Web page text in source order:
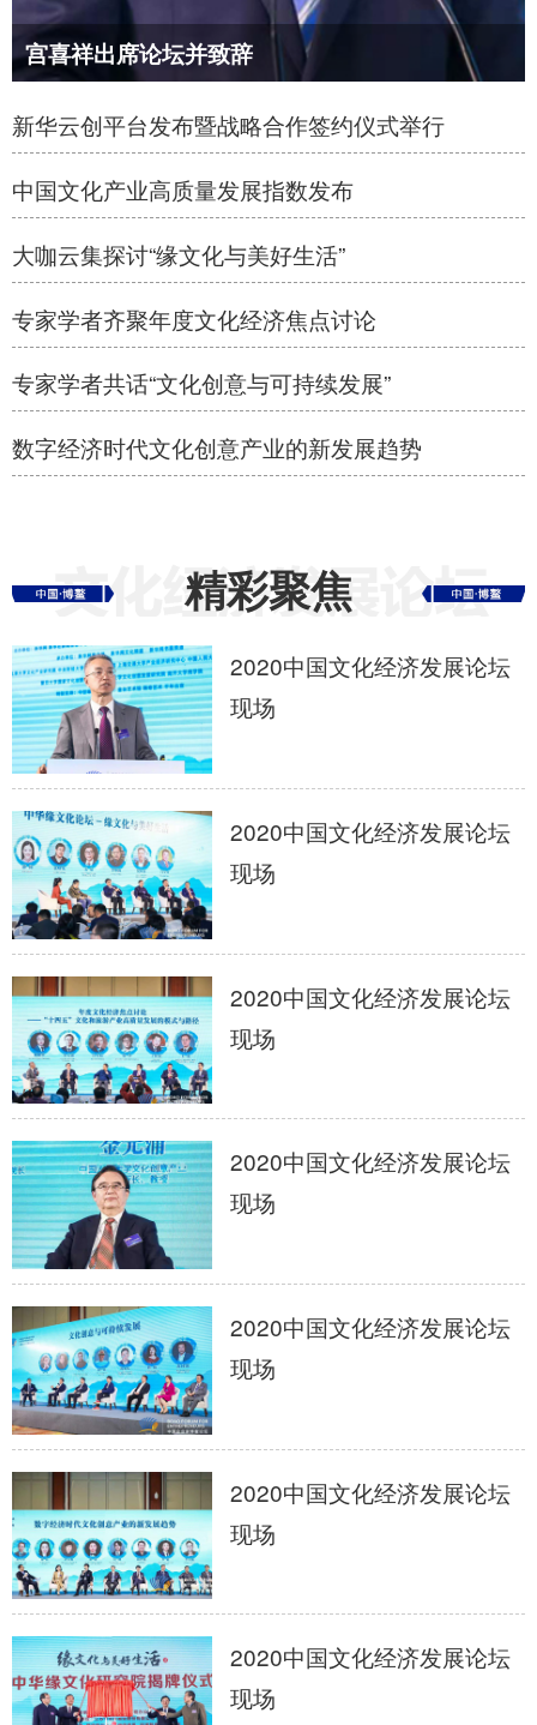
宫喜祥出席论坛并致辞
新华云创平台发布暨战略合作签约仪式举行
中国文化产业高质量发展指数发布
大咖云集探讨“缘文化与美好生活”
专家学者齐聚年度文化经济焦点讨论
专家学者共话“文化创意与可持续发展”
数字经济时代文化创意产业的新发展趋势
精彩聚焦
2020中国文化经济发展论坛
现场
2020中国文化经济发展论坛
现场
2020中国文化经济发展论坛
现场
2020中国文化经济发展论坛
现场
2020中国文化经济发展论坛
现场
2020中国文化经济发展论坛
现场
2020中国文化经济发展论坛
现场